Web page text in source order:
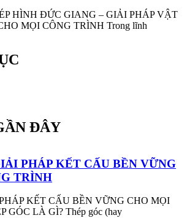
HÌNH ĐỨC GIANG – GIẢI PHÁP VẬT
MỌI CÔNG TRÌNH Trong lĩnh
ĐÂY
PHÁP KẾT CẤU BỀN VỮNG
TRÌNH
KẾT CẤU BỀN VỮNG CHO MỌI
GÓC LÀ GÌ? Thép góc (hay